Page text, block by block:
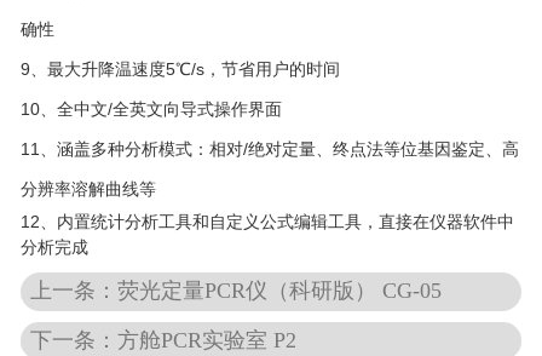
确性
9、最大升降温速度5℃/s，节省用户的时间
10、全中文/全英文向导式操作界面
11、涵盖多种分析模式：相对/绝对定量、终点法等位基因鉴定、高
分辨率溶解曲线等
12、内置统计分析工具和自定义公式编辑工具，直接在仪器软件中
分析完成
上一条：荧光定量PCR仪（科研版） CG-05
下一条：方舱PCR实验室 P2